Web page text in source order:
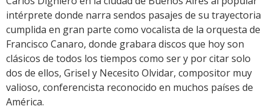
intérprete donde narra sendos pasajes de su trayectoria
cumplida en gran parte como vocalista de la orquesta de
Francisco Canaro, donde grabara discos que hoy son
clásicos de todos los tiempos como ser y por citar solo
dos de ellos, Grisel y Necesito Olvidar, compositor muy
valioso, conferencista reconocido en muchos países de
América.